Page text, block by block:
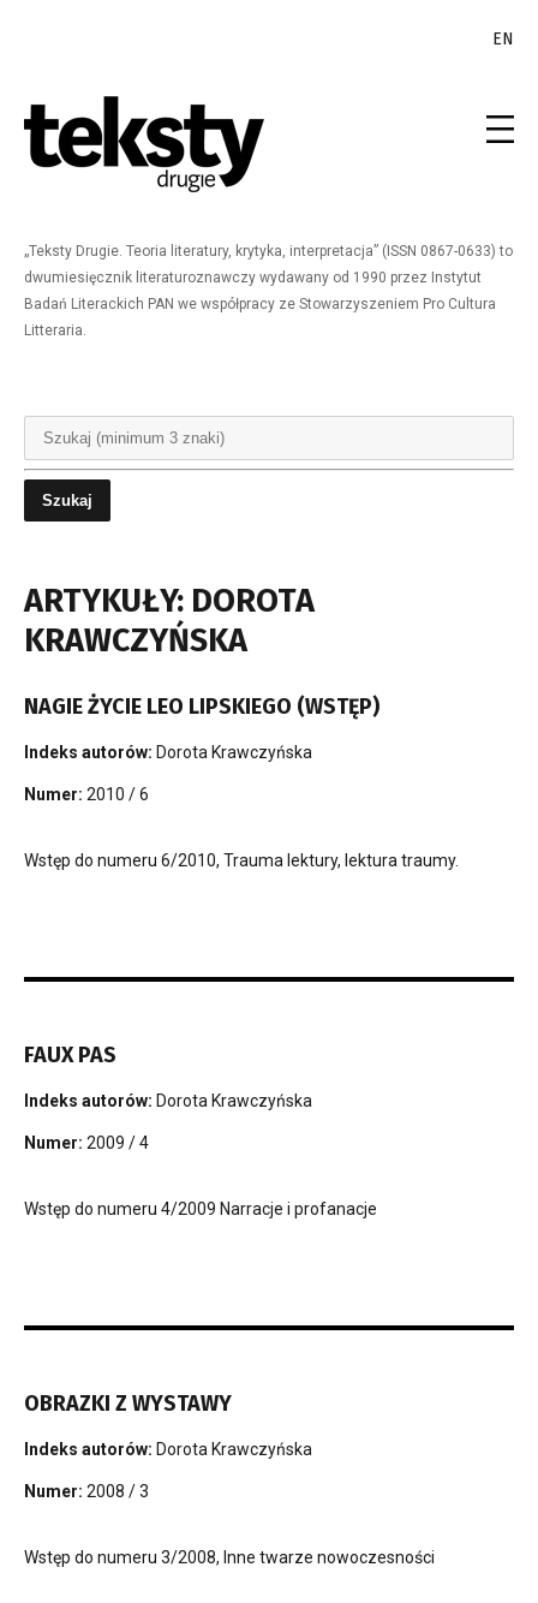
EN
„Teksty Drugie. Teoria literatury, krytyka, interpretacja” (ISSN 0867-0633) to
dwumiesięcznik literaturoznawczy wydawany od 1990 przez Instytut
Badań Literackich PAN we współpracy ze Stowarzyszeniem Pro Cultura
Litteraria.
ARTYKUŁY: DOROTA
KRAWCZYŃSKA
NAGIE ŻYCIE LEO LIPSKIEGO (WSTĘP)
Indeks autorów: Dorota Krawczyńska
Numer: 2010 / 6
Wstęp do numeru 6/2010, Trauma lektury, lektura traumy.
FAUX PAS
Indeks autorów: Dorota Krawczyńska
Numer: 2009 / 4
Wstęp do numeru 4/2009 Narracje i profanacje
OBRAZKI Z WYSTAWY
Indeks autorów: Dorota Krawczyńska
Numer: 2008 / 3
Wstęp do numeru 3/2008, Inne twarze nowoczesności